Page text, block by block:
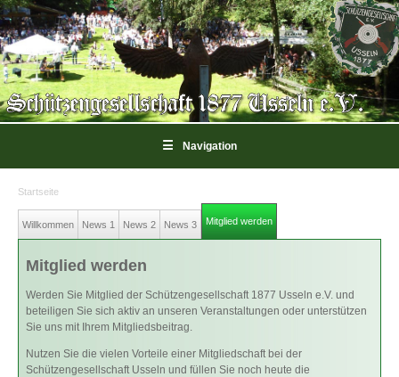
☰ Navigation
Sie sind hier
Startseite
Willkommen News 1 News 2 News 3 Mitglied werden
Mitglied werden
Werden Sie Mitglied der Schützengesellschaft 1877 Usseln e.V. und
beteiligen Sie sich aktiv an unseren Veranstaltungen oder unterstützen
Sie uns mit Ihrem Mitgliedsbeitrag.
Nutzen Sie die vielen Vorteile einer Mitgliedschaft bei der
Schützengesellschaft Usseln und füllen Sie noch heute die